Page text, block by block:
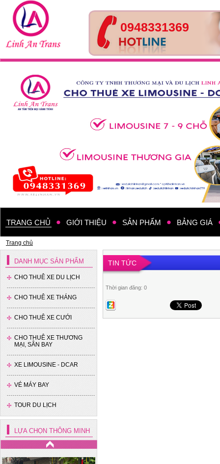
0948331369
TRANG CHỦ GIỚI THIỆU SẢN PHẨM BẢNG GIÁ
Trang chủ
DANH MỤC SẢN PHẨM
CHO THUÊ XE DU LỊCH
CHO THUÊ XE THÁNG
CHO THUÊ XE CƯỚI
CHO THUÊ XE THƯƠNG
MẠI, SÂN BAY
XE LIMOUSINE - DCAR
VÉ MÁY BAY
TOUR DU LỊCH
LỰA CHỌN THÔNG MINH
Tour Huế- Đà Nẵng – Hội
An – 4 ngày 3 đêm
Xe 35 chỗ - Thaco
Xe 16 chỗ - Hyundai Solati
TIN TỨC
Thời gian đăng: 0